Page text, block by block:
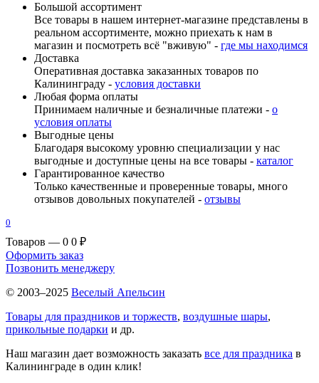
Большой ассортимент
Все товары в нашем интернет-магазине представлены в
реальном ассортименте, можно приехать к нам в
магазин и посмотреть всё "вживую" - где мы находимся
Доставка
Оперативная доставка заказанных товаров по
Калининграду - условия доставки
Любая форма оплаты
Принимаем наличные и безналичные платежи - о
условия оплаты
Выгодные цены
Благодаря высокому уровню специализации у нас
выгодные и доступные цены на все товары - каталог
Гарантированное качество
Только качественные и проверенные товары, много
отзывов довольных покупателей - отзывы
0
Товаров — 0 0 ₽
Оформить заказ
Позвонить менеджеру
© 2003–2025 Веселый Апельсин
Товары для праздников и торжеств, воздушные шары,
прикольные подарки и др.
Наш магазин дает возможность заказать все для праздника в
Калининграде в один клик!